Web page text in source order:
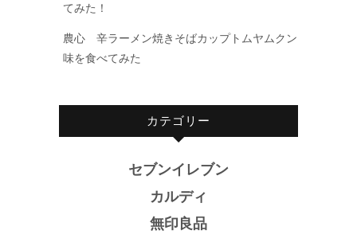
てみた！
農心 辛ラーメン焼きそばカップトムヤムクン
味を食べてみた
カテゴリー
セブンイレブン
カルディ
無印良品